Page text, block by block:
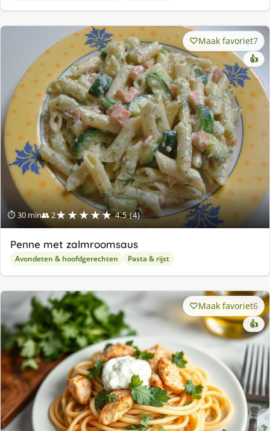
⏱ 30 min👥 2★★★★★ 4.5 (4)
Maak favoriet7
👍
Penne met zalmroomsaus
Avondeten & hoofdgerechten Pasta & rijst
Maak favoriet6
👍